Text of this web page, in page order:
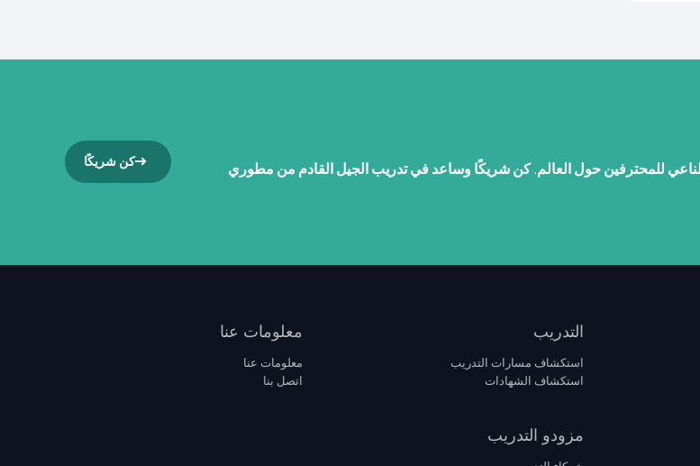
للمحترفين حول العالم.كن شريكًا وساعد في تدريب الجيل القادم من مطوري
كن شريكًا
التدريب
استكشاف مسارات التدريب
استكشاف الشهادات
مزودو التدريب
معلومات عنا
معلومات عنا
اتصل بنا